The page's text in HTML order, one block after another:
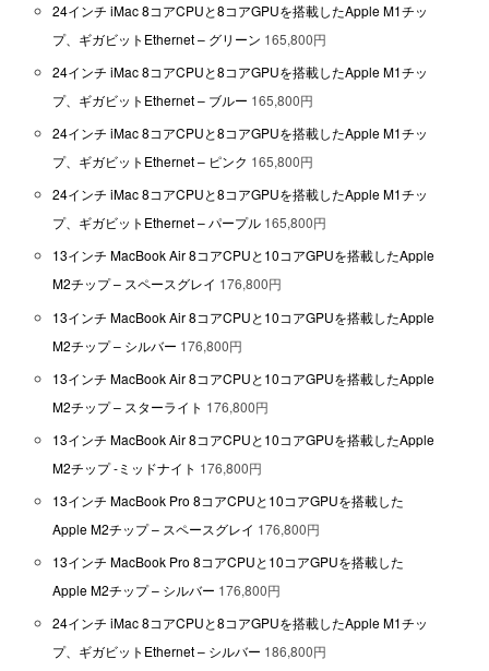
24インチ iMac 8コアCPUと8コアGPUを搭載したApple M1チッ
プ、ギガビットEthernet – グリーン 165,800円
24インチ iMac 8コアCPUと8コアGPUを搭載したApple M1チッ
プ、ギガビットEthernet – ブルー 165,800円
24インチ iMac 8コアCPUと8コアGPUを搭載したApple M1チッ
プ、ギガビットEthernet – ピンク 165,800円
24インチ iMac 8コアCPUと8コアGPUを搭載したApple M1チッ
プ、ギガビットEthernet – パープル 165,800円
13インチ MacBook Air 8コアCPUと10コアGPUを搭載したApple
M2チップ – スペースグレイ 176,800円
13インチ MacBook Air 8コアCPUと10コアGPUを搭載したApple
M2チップ – シルバー 176,800円
13インチ MacBook Air 8コアCPUと10コアGPUを搭載したApple
M2チップ – スターライト 176,800円
13インチ MacBook Air 8コアCPUと10コアGPUを搭載したApple
M2チップ -ミッドナイト 176,800円
13インチ MacBook Pro 8コアCPUと10コアGPUを搭載した
Apple M2チップ – スペースグレイ 176,800円
13インチ MacBook Pro 8コアCPUと10コアGPUを搭載した
Apple M2チップ – シルバー 176,800円
24インチ iMac 8コアCPUと8コアGPUを搭載したApple M1チッ
プ、ギガビットEthernet – シルバー 186,800円